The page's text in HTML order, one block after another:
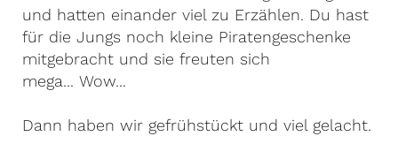
und hatten einander viel zu Erzählen. Du hast
für die Jungs noch kleine Piratengeschenke
mitgebracht und sie freuten sich
mega... Wow...
Dann haben wir gefrühstückt und viel gelacht.